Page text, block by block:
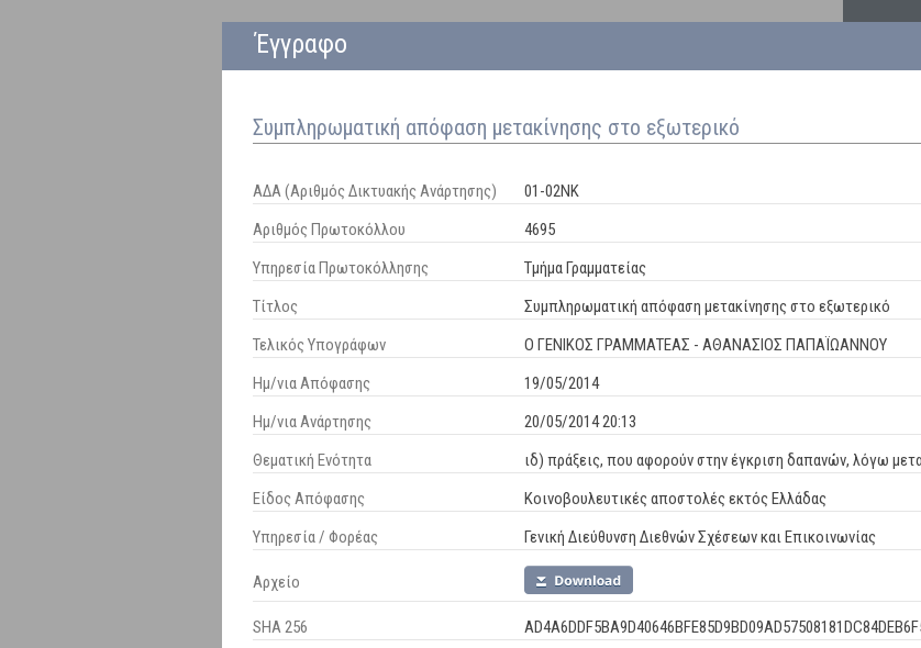
Έγγραφο
Συμπληρωματική απόφαση μετακίνησης στο εξωτερικό
ΑΔΑ (Αριθμός Δικτυακής Ανάρτησης)
01-02ΝΚ
Αριθμός Πρωτοκόλλου
4695
Υπηρεσία Πρωτοκόλλησης
Τμήμα Γραμματείας
Τίτλος
Συμπληρωματική απόφαση μετακίνησης στο εξωτερικό
Τελικός Υπογράφων
Ο ΓΕΝΙΚΟΣ ΓΡΑΜΜΑΤΕΑΣ - ΑΘΑΝΑΣΙΟΣ ΠΑΠΑΪΩΑΝΝΟΥ
Ημ/νια Απόφασης
19/05/2014
Ημ/νια Ανάρτησης
20/05/2014 20:13
Θεματική Ενότητα
ιδ) πράξεις, που αφορούν στην έγκριση δαπανών, λόγω
Είδος Απόφασης
Κοινοβουλευτικές αποστολές εκτός Ελλάδας
Υπηρεσία / Φορέας
Γενική Διεύθυνση Διεθνών Σχέσεων και Επικοινωνίας
Αρχείο
SHA 256